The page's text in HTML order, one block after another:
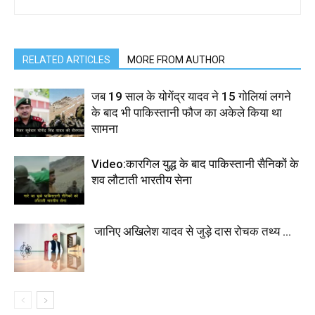
RELATED ARTICLES MORE FROM AUTHOR
जब 19 साल के योगेंद्र यादव ने 15 गोलियां लगने
के बाद भी पाकिस्तानी फौज का अकेले किया था
सामना
Video:कारगिल युद्ध के बाद पाकिस्तानी सैनिकों के
शव लौटाती भारतीय सेना
जानिए अखिलेश यादव से जुड़े दास रोचक तथ्य …